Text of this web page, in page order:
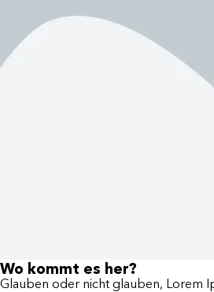
Wo kommt es her?
Glauben oder nicht glauben, Lorem